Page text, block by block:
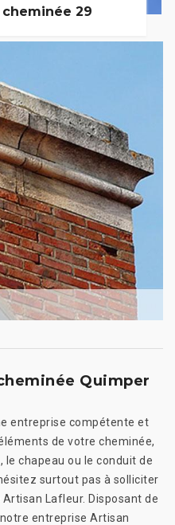
29
Quimper
entreprise compétente et
de votre cheminée,
le chapeau ou le conduit de
surtout pas à solliciter
Lafleur. Disposant de
entreprise Artisan